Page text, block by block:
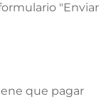
"Enviar
que pagar